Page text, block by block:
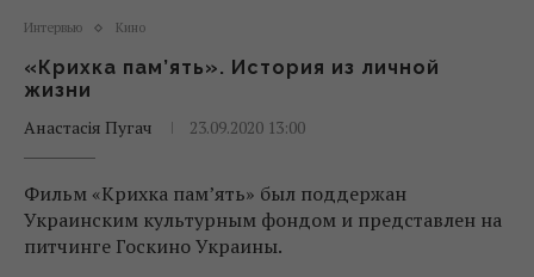
Интервью Кино
«Крихка пам’ять». История из личной
жизни
Анастасія Пугач
23.09.2020 13:00
Фильм «Крихка пам’ять» был поддержан
Украинским культурным фондом и представлен на
питчинге Госкино Украины.